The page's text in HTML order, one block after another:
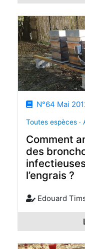
N°64 Mai
Toutes espèces ·
Comment
des
l’engrais ?
Edouard